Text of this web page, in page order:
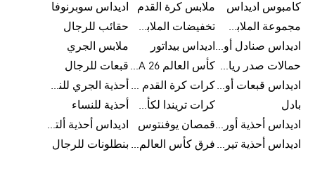
كامبوس اديداس
ملابس كرة القدم
اديداس سوبرنوفا
مجموعة الملابس الرياضية
تخفيضات الملابس للرجال
حقائب للرجال
اديداس صنادل أورجينال للنساء اديداس بيداتور
ملابس الجري
حمالات صدر رياضية
كأس العالم FIFA 26™ قبعات للرجال
اديداس قبعات أورجينال للرجال
كرات كرة القدم للرجال
أحذية الجري للنساء
بادل
كرات تريندا لكأس العالم FIFA 26™
أحذية للنساء
اديداس أحذية أورجينال للرجالقمصان يوفنتوس
اديداس أحذية ألترا بوست للرجال
اديداس أحذية تيريكس
فرق كأس العالم FIFA 26™ بنطلونات للرجال